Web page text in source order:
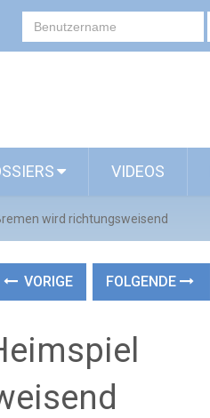
VIDEOS
wird richtungsweisend
VORIGE FOLGENDE